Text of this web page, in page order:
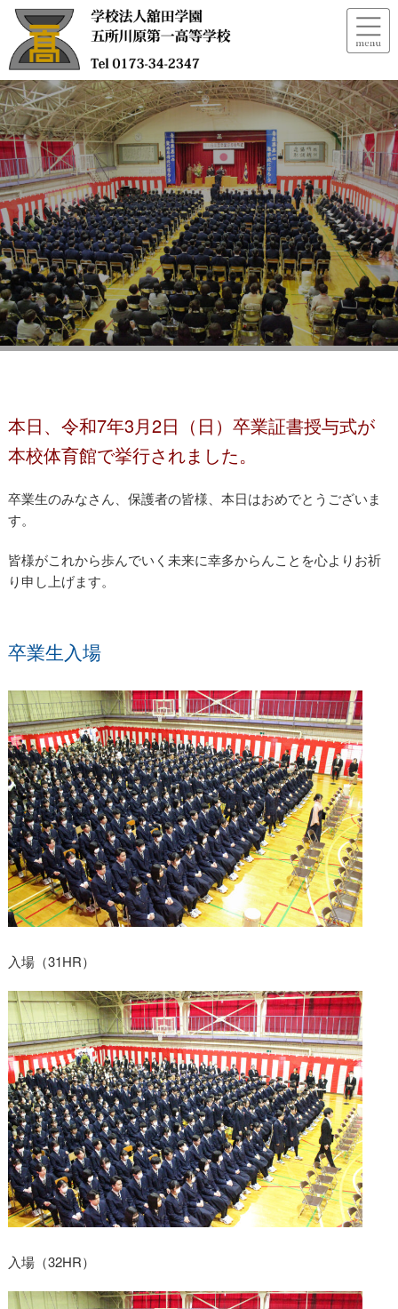
本日、令和7年3月2日（日）卒業証書授与式が
本校体育館で挙行されました。
卒業生のみなさん、保護者の皆様、本日はおめでとうございま
す。
皆様がこれから歩んでいく未来に幸多からんことを心よりお祈
り申し上げます。
卒業生入場
入場（31HR）
入場（32HR）